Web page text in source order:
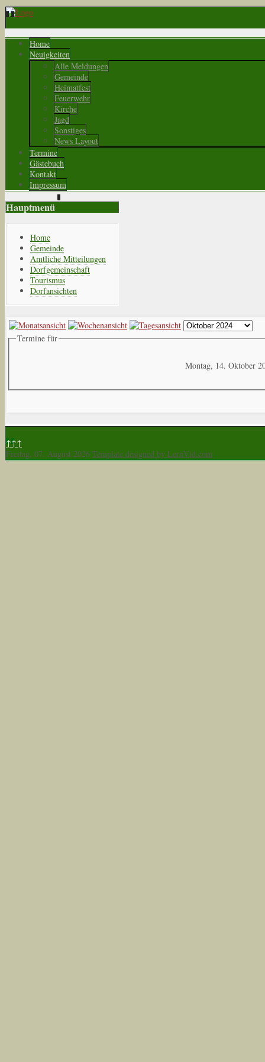
Home
Neuigkeiten
Alle Meldungen
Gemeinde
Heimatfest
Feuerwehr
Kirche
Jagd
Sonstiges
News Layout
Termine
Gästebuch
Kontakt
Impressum
Hauptmenü
Home
Gemeinde
Amtliche Mitteilungen
Dorfgemeinschaft
Tourismus
Dorfansichten
Termine für
Montag, 14. Oktober
↑↑↑
Freitag, 07. August 2026 Template designed by LernVid.com